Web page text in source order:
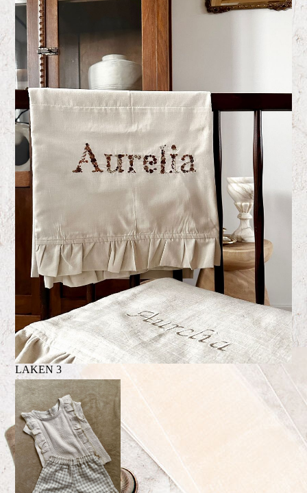
LAKEN 3